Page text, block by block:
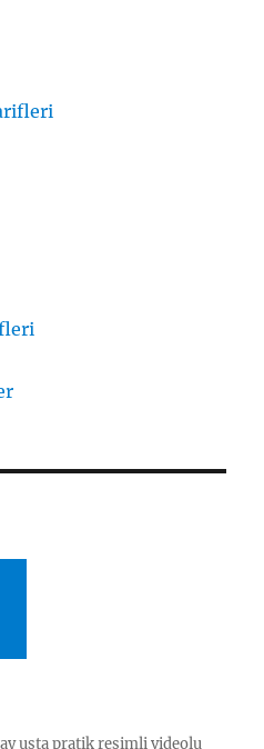
usta pratik resimli videolu